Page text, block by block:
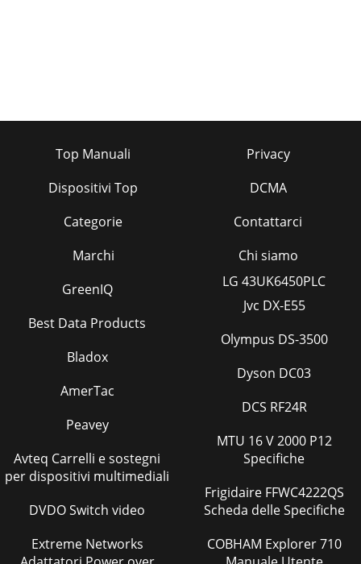
Top Manuali
Dispositivi Top
Categorie
Marchi
Privacy
DCMA
Contattarci
Chi siamo
GreenIQ
Best Data Products
Bladox
AmerTac
Peavey
Avteq Carrelli e sostegni
per dispositivi multimediali
DVDO Switch video
Extreme Networks
LG 43UK6450PLC
Jvc DX-E55
Olympus DS-3500
Dyson DC03
DCS RF24R
MTU 16 V 2000 P12
Specifiche
Frigidaire FFWC4222QS
Scheda delle Specifiche
COBHAM Explorer 710